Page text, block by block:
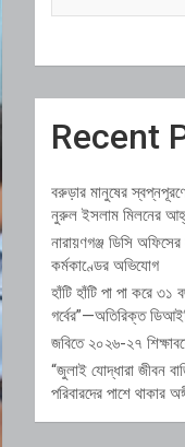
Recent
বরুড়ার মানুষের
নুরুল ইসলাম মিলনের
নারায়ণগঞ্জ ডিসি
কর্মকাণ্ডের অভিযোগ
হাঁটি হাঁটি পা পা করে
গর্বের”—অতিরিক্ত
জবিতে ২০২৬-২৭
“জুলাই যোদ্ধারা জীবন
পরিবারদের পাশে থাকার